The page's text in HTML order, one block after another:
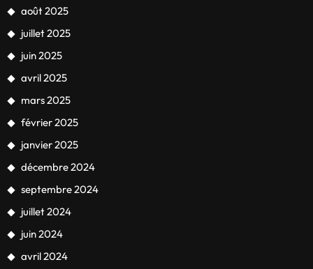
août 2025
juillet 2025
juin 2025
avril 2025
mars 2025
février 2025
janvier 2025
décembre 2024
septembre 2024
juillet 2024
juin 2024
avril 2024